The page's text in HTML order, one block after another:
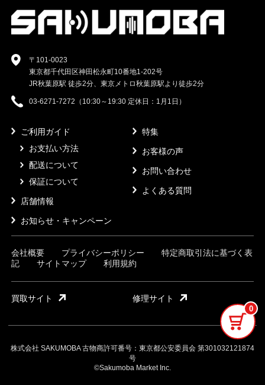
0
〒101-0023
東京都千代田区神田松永町10番地1-202号
JR秋葉原駅 徒歩2分、東京メトロ秋葉原駅より徒歩2分
03-6271-7272（10:30～19:30 定休日：1月1日）
ご利用ガイド
お支払い方法
配送について
保証について
店舗情報
お知らせ・キャンペーン
特集
お客様の声
お問い合わせ
よくある質問
会社概要 プライバシーポリシー
特定商取引法に基づく表
記
サイトマップ 利用規約
買取サイト 修理サイト
株式会社 SAKUMOBA 古物商許可番号：東京都公安委員会 第301032121874
号
©Sakumoba Market Inc.